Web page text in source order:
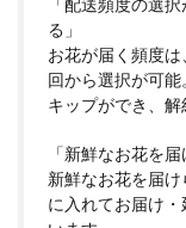
「配送頻度の選
る」
お花が届く頻度
回から選択が可
キップができ、解
「新鮮なお花を
新鮮なお花を届
に入れてお届け